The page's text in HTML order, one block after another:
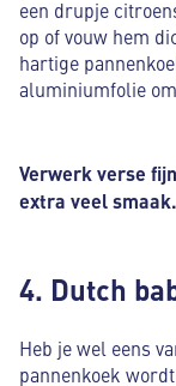
een drupje
op of vouw hem
hartige
aluminiumfolie
Verwerk verse
extra veel smaak.
4. Dutch
Heb je wel eens
pannenkoek